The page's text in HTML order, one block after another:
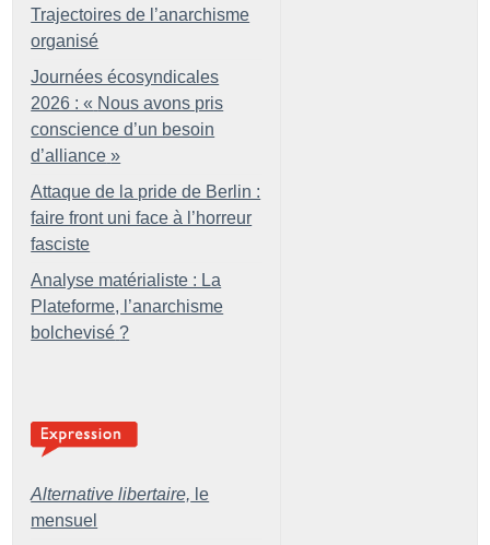
Trajectoires de l’anarchisme
organisé
Journées écosyndicales
2026 : « Nous avons pris
conscience d’un besoin
d’alliance »
Attaque de la pride de Berlin :
faire front uni face à l’horreur
fasciste
Analyse matérialiste : La
Plateforme, l’anarchisme
bolchevisé ?
Alternative libertaire, le
mensuel